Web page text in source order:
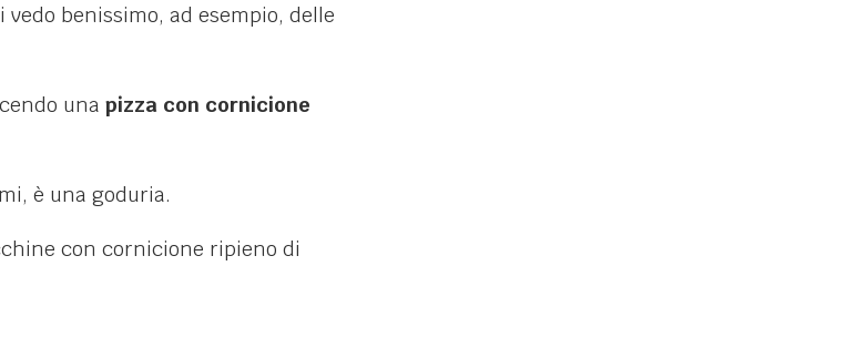
benissimo, ad esempio, delle
una pizza con cornicione
è una goduria.
con cornicione ripieno di